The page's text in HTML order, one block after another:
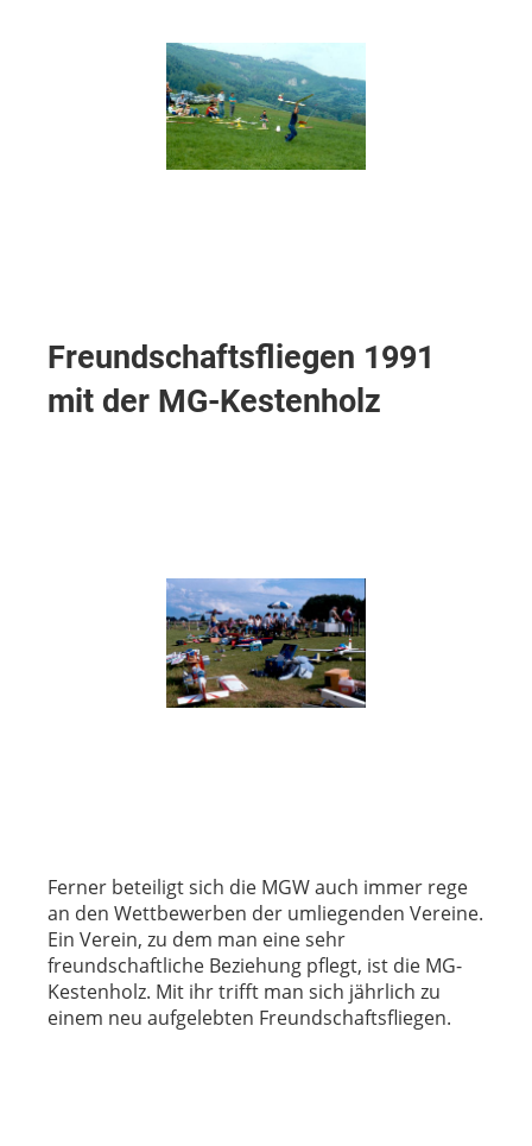
Freundschaftsfliegen 1991
mit der MG-Kestenholz
Ferner beteiligt sich die MGW auch immer rege
an den Wettbewerben der umliegenden Vereine.
Ein Verein, zu dem man eine sehr
freundschaftliche Beziehung pflegt, ist die MG-
Kestenholz. Mit ihr trifft man sich jährlich zu
einem neu aufgelebten Freundschaftsfliegen.